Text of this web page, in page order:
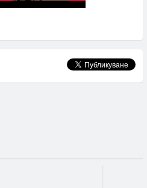
of BTS (Diablo IV Anthem)